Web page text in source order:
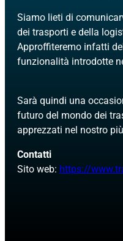
Siamo lieti di
dei trasporti e della
Approffiteremo infatti
funzionalità introdotte
Sarà quindi una
futuro del mondo dei
apprezzati nel nostro
Contatti
Sito web: https://